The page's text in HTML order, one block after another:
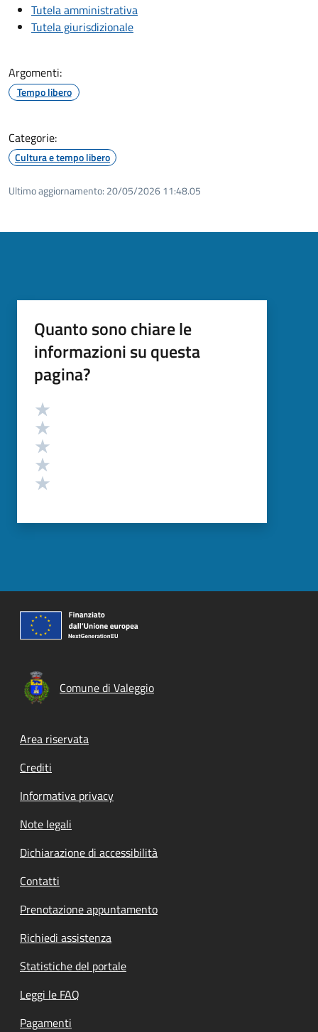
Tutela amministrativa
Tutela giurisdizionale
Argomenti:
Tempo libero
Categorie:
Cultura e tempo libero
Ultimo aggiornamento: 20/05/2026 11:48.05
Quanto sono chiare le
informazioni su questa
pagina?
Valutazione
Comune di Valeggio
Footer menu
Area riservata
Crediti
Informativa privacy
Note legali
Dichiarazione di accessibilità
Contatti
Prenotazione appuntamento
Richiedi assistenza
Statistiche del portale
Leggi le FAQ
Pagamenti